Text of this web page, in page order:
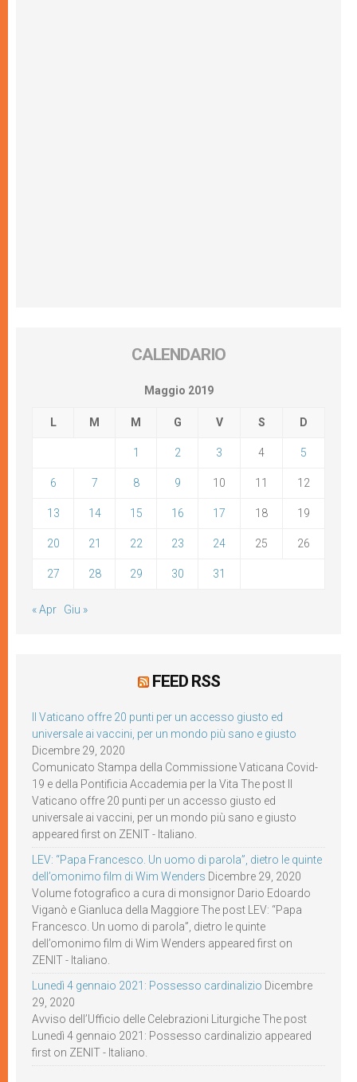
CALENDARIO
Maggio 2019
L M M G V S D
1 2 3 4 5
6 7 8 9 10 11 12
13 14 15 16 17 18 19
20 21 22 23 24 25 26
27 28 29 30 31
« Apr Giu »
FEED RSS
Il Vaticano offre 20 punti per un accesso giusto ed
universale ai vaccini, per un mondo più sano e giusto
Dicembre 29, 2020
Comunicato Stampa della Commissione Vaticana Covid-
19 e della Pontificia Accademia per la Vita The post Il
Vaticano offre 20 punti per un accesso giusto ed
universale ai vaccini, per un mondo più sano e giusto
appeared first on ZENIT - Italiano.
LEV: “Papa Francesco. Un uomo di parola”, dietro le quinte
dell’omonimo film di Wim Wenders Dicembre 29, 2020
Volume fotografico a cura di monsignor Dario Edoardo
Viganò e Gianluca della Maggiore The post LEV: “Papa
Francesco. Un uomo di parola”, dietro le quinte
dell’omonimo film di Wim Wenders appeared first on
ZENIT - Italiano.
Lunedì 4 gennaio 2021: Possesso cardinalizio Dicembre
29, 2020
Avviso dell’Ufficio delle Celebrazioni Liturgiche The post
Lunedì 4 gennaio 2021: Possesso cardinalizio appeared
first on ZENIT - Italiano.